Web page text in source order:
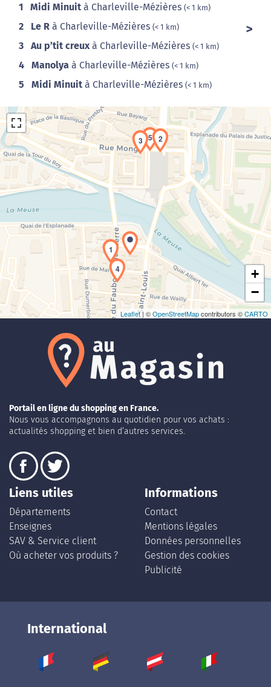
1 Midi Minuit à Charleville-Mézières (< 1 km)
2 Le R à Charleville-Mézières (< 1 km)
3 Au p’tit creux à Charleville-Mézières (< 1 km)
4 Manolya à Charleville-Mézières (< 1 km)
5 Midi Minuit à Charleville-Mézières (< 1 km)
Chargement de la carte en cours...
1
2
3
4
5
+
−
Leaflet| ©OpenStreetMapcontributors ©CARTO
Portail en ligne du shopping en France.
Nous vous accompagnons au quotidien pour vos achats :
actualités shopping et bien d’autres services.
Liens utiles
Départements
Enseignes
SAV & Service client
Où acheter vos produits ?
Informations
Contact
Mentions légales
Données personnelles
Gestion des cookies
Publicité
International